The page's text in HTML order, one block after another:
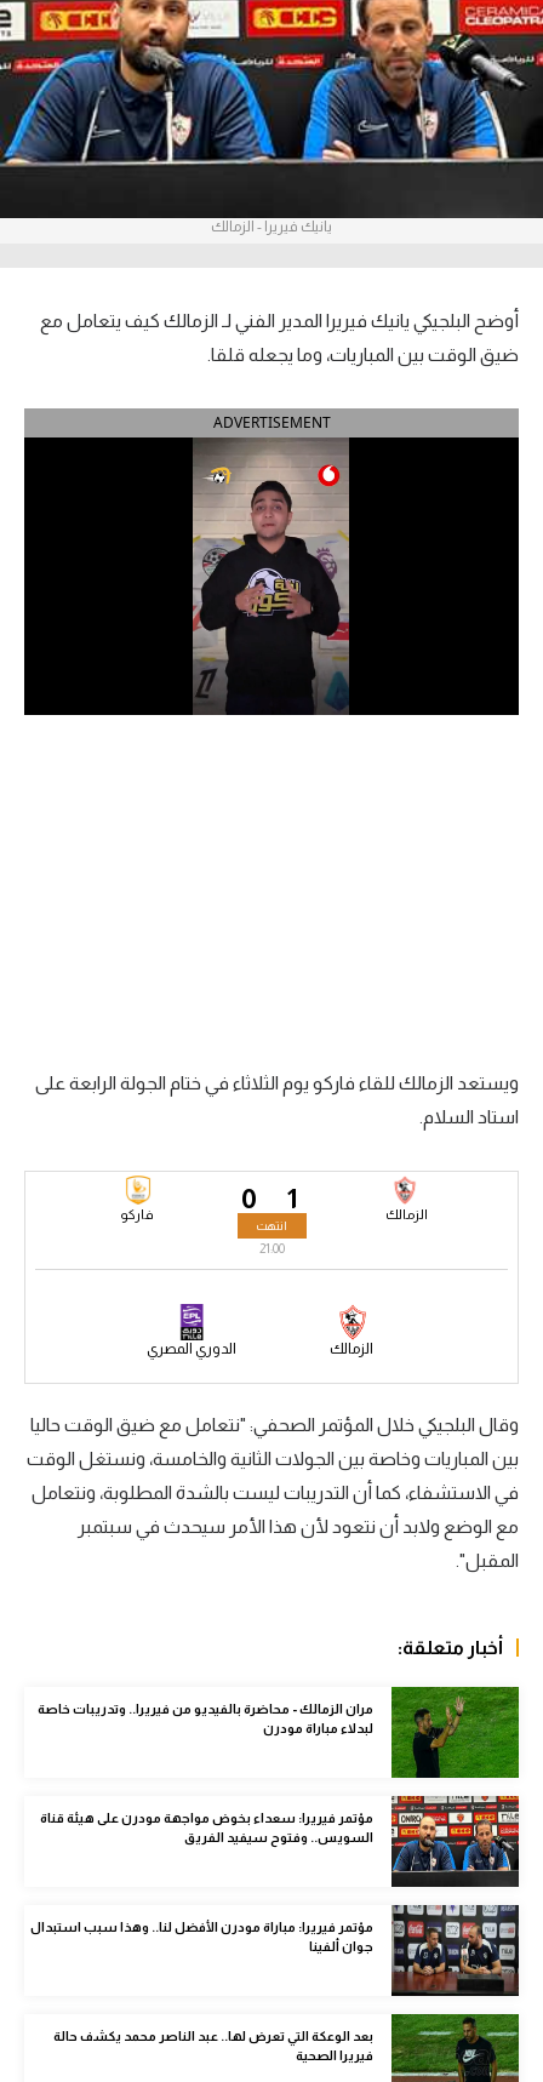
آراء حرة
ركن الألعاب
بطولات
الدوري الإنجليزي الممتاز
الدوري الإسباني
الدوري السعودي للمحترفين
دوري أبطال إفريقيا
سعودي في الجول
الدوري الإنجليزي
الدوري الإسباني
كرة السلة الأمريكية
كرة سلة
كرة يد
الوطن العربي
في المونديال
رياضة نسائية
آسيا
أمريكا
أقسام خاصة
Gamers
ميركاتو
يانيك فيريرا - الزمالك
أوضح البلجيكي يانيك فيريرا المدير الفني لـ الزمالك كيف يتعامل مع
ضيق الوقت بين المباريات، وما يجعله قلقا.
ADVERTISEMENT
ويستعد الزمالك للقاء فاركو يوم الثلاثاء في ختام الجولة الرابعة على
استاد السلام.
1 الزمالك 0 فاركو
انتهت
21:00
الزمالك الدوري المصري
وقال البلجيكي خلال المؤتمر الصحفي: "نتعامل مع ضيق الوقت حاليا
بين المباريات وخاصة بين الجولات الثانية والخامسة، ونستغل الوقت
في الاستشفاء، كما أن التدريبات ليست بالشدة المطلوبة، ونتعامل
مع الوضع ولابد أن نتعود لأن هذا الأمر سيحدث في سبتمبر
المقبل".
أخبار متعلقة:
مران الزمالك - محاضرة بالفيديو من فيريرا.. وتدريبات خاصة
لبدلاء مباراة مودرن
مؤتمر فيريرا: سعداء بخوض مواجهة مودرن على هيئة قناة
السويس.. وفتوح سيفيد الفريق
مؤتمر فيريرا: مباراة مودرن الأفضل لنا.. وهذا سبب استبدال
جوان ألفينا
بعد الوعكة التي تعرض لها.. عبد الناصر محمد يكشف حالة
فيريرا الصحية